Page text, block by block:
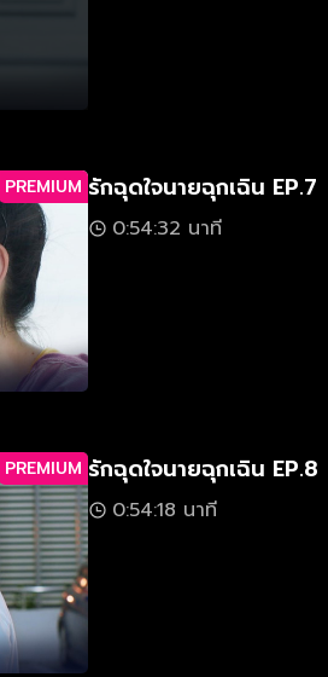
PREMIUM รักฉุดใจนายฉุกเฉิน EP.7
0:54:32 นาที
PREMIUM รักฉุดใจนายฉุกเฉิน EP.8
0:54:18 นาที